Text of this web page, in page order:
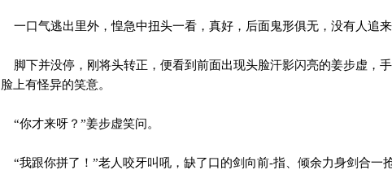
一口气逃出里外，惶急中扭头一看，真好，后面鬼形俱无，没有人追来
脚下并没停，刚将头转正，便看到前面出现头脸汗影闪亮的姜步虚，
脸上有怪异的笑意。
“你才来呀？”姜步虚笑问。
“我跟你拼了！”老人咬牙叫吼，缺了口的剑向前-指、倾余力身剑合一